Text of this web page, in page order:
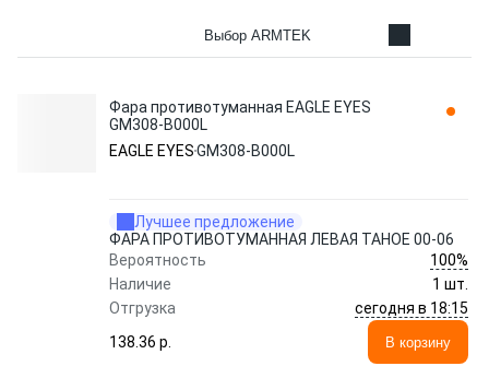
Выбор ARMTEK
Фара противотуманная EAGLE EYES
GM308-B000L
EAGLE EYESGM308-B000L
Лучшее предложение
ФАРА ПРОТИВОТУМАННАЯ ЛЕВАЯ TAHOE 00-06
Вероятность
100%
Наличие
1 шт.
Отгрузка
сегодня в 18:15
138.36 p.
В корзину